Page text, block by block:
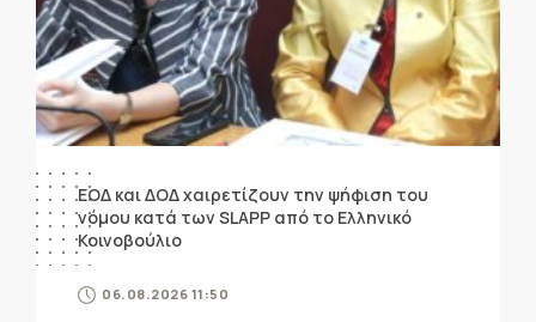
ΕΟΔ και ΔΟΔ χαιρετίζουν την ψήφιση του
νόμου κατά των SLAPP από το Ελληνικό
Κοινοβούλιο
06.08.2026 11:50